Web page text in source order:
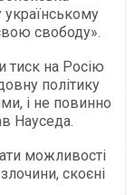
українському
свободу».
тиск на Росію
політику
і не повинно
Науседа.
можливості
скоєні